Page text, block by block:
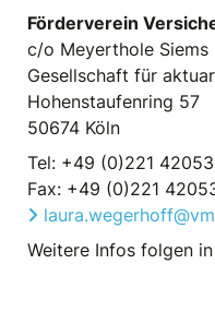
Förderverein
c/o Meyerthole Siems
Gesellschaft für
Hohenstaufenring 57
50674 Köln
Tel: +49 (0)221
Fax: +49 (0)221
Weitere Infos folgen in